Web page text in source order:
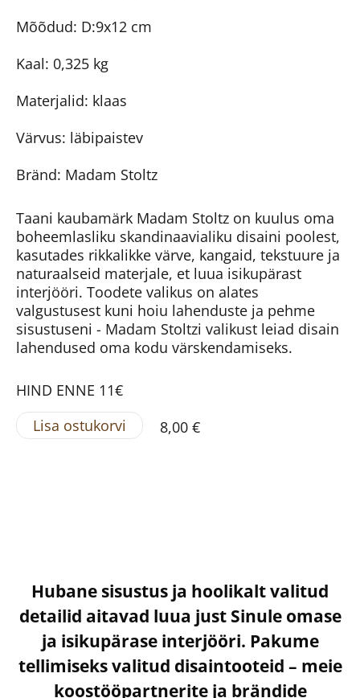
Mõõdud: D:9x12 cm
Kaal: 0,325 kg
Materjalid: klaas
Värvus: läbipaistev
Bränd: Madam Stoltz
Taani kaubamärk Madam Stoltz on kuulus oma
boheemlasliku skandinaavialiku disaini poolest,
kasutades rikkalikke värve, kangaid, tekstuure ja
naturaalseid materjale, et luua isikupärast
interjööri. Toodete valikus on alates
valgustusest kuni hoiu lahenduste ja pehme
sisustuseni - Madam Stoltzi valikust leiad disain
lahendused oma kodu värskendamiseks.
HIND ENNE 11€
Lisa ostukorvi
8,00 €
Hubane sisustus ja hoolikalt valitud
detailid aitavad luua just Sinule omase
ja isikupärase interjööri. Pakume
tellimiseks valitud disaintooteid – meie
koostööpartnerite ja brändide